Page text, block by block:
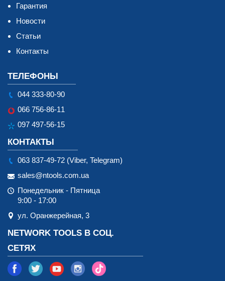
Гарантия
Новости
Статьи
Контакты
ТЕЛЕФОНЫ
044 333-80-90
066 756-86-11
097 497-56-15
КОНТАКТЫ
063 837-49-72 (Viber, Telegram)
sales@ntools.com.ua
Понедельник - Пятница
9:00 - 17:00
ул. Оранжерейная, 3
NETWORK TOOLS В СОЦ.
СЕТЯХ